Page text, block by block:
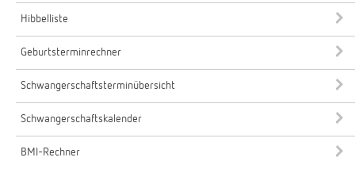
Hibbelliste
Geburtsterminrechner
Schwangerschaftsterminübersicht
Schwangerschaftskalender
BMI-Rechner